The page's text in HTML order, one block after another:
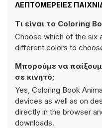
ΛΕΠΤΟΜΈΡΕΙΕΣ
Τι είναι το Coloring
Choose which of the six
different colors to
Μπορούμε να
σε κινητό;
Yes, Coloring Book
devices as well as on
directly in the browser
downloads.